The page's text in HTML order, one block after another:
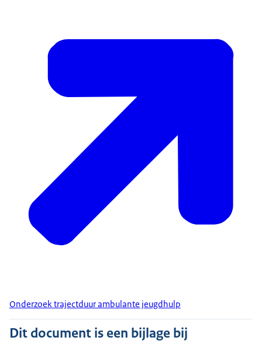
Onderzoek trajectduur ambulante jeugdhulp
Dit document is een bijlage bij